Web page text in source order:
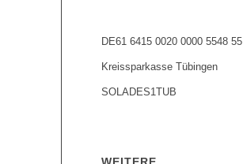
DE61 6415 0020 0000 5548 55
Kreissparkasse Tübingen
SOLADES1TUB